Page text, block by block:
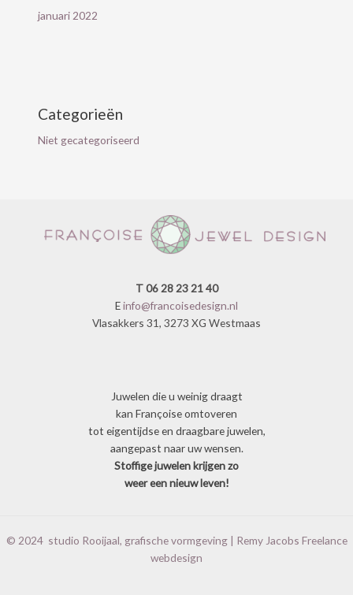
januari 2022
Categorieën
Niet gecategoriseerd
T 06 28 23 21 40
Einfo@francoisedesign.nl
Vlasakkers 31, 3273 XG Westmaas
Juwelen die u weinig draagt
kan Françoise omtoveren
tot eigentijdse en draagbare juwelen,
aangepast naar uw wensen.
Stoffige juwelen krijgen zo
weer een nieuw leven!
© 2024 studio Rooijaal, grafische vormgeving| Remy Jacobs Freelance
webdesign